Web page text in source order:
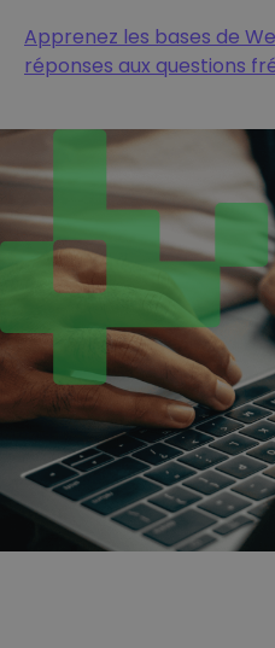
Apprenez les bases de
réponses aux questions